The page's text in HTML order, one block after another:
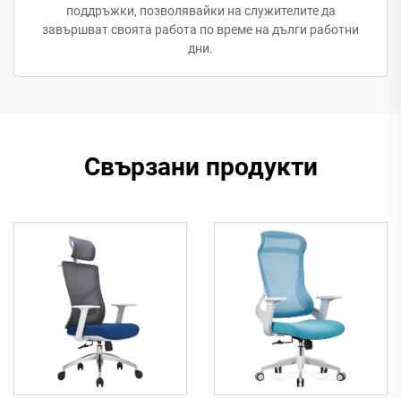
поддръжки, позволявайки на служителите да
завършват своята работа по време на дълги работни
дни.
Свързани продукти